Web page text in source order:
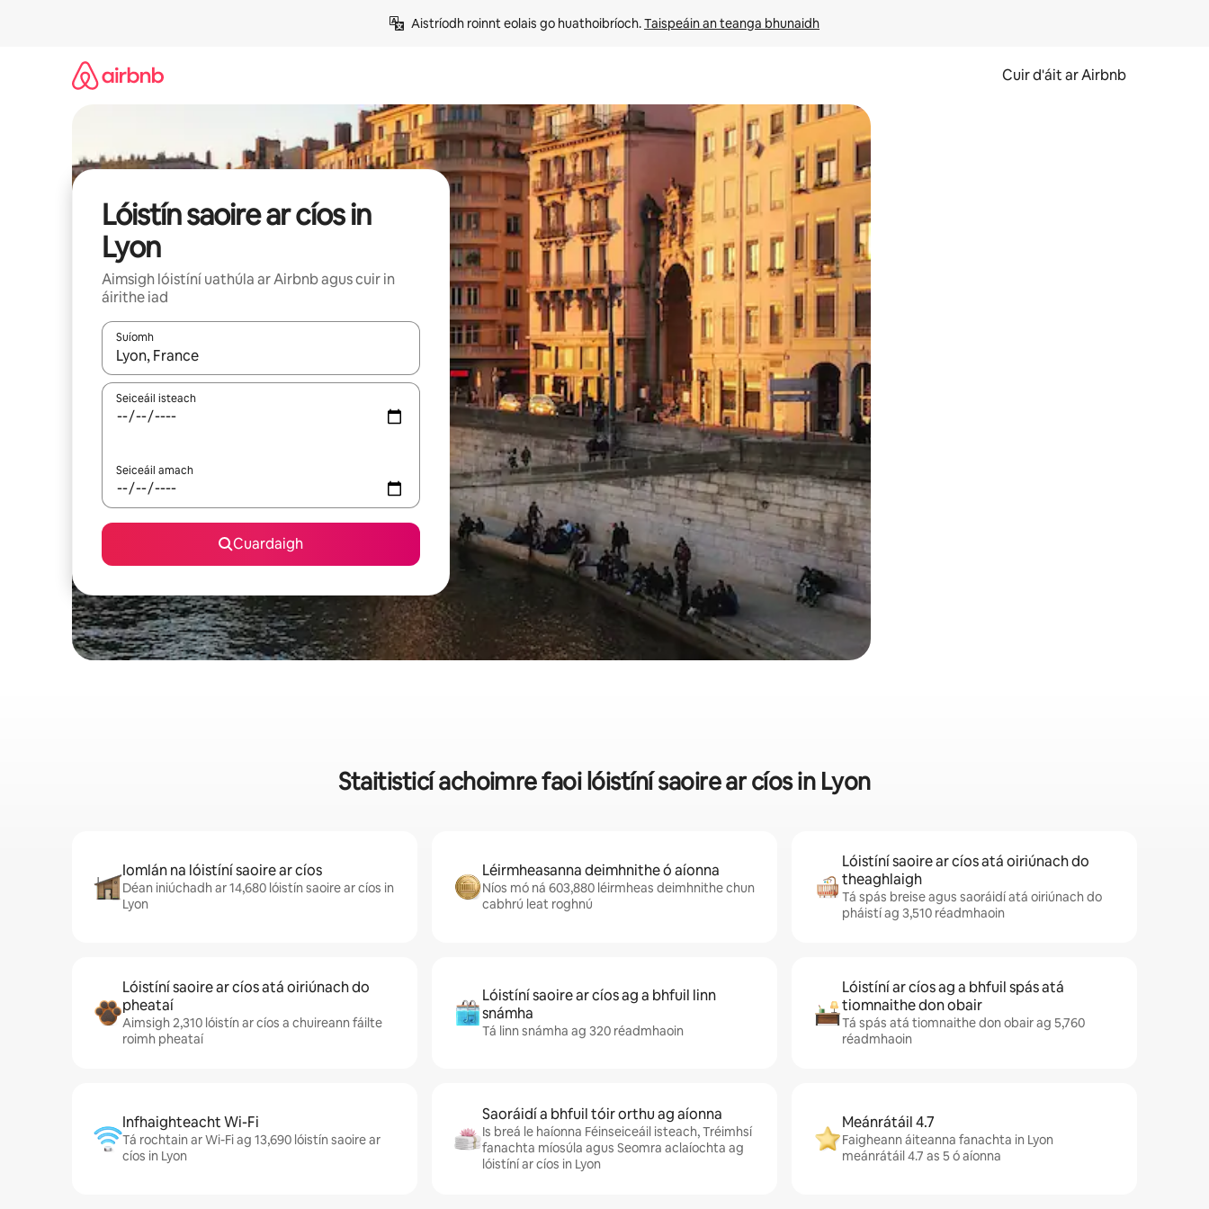
Aistríodh roinnt eolais go huathoibríoch. Taispeáin an teanga bhunaidh
Cuir d'áit ar Airbnb
Lóistín saoire ar cíos in
Lyon
Aimsigh lóistíní uathúla ar Airbnb agus cuir in
áirithe iad
Suíomh
Nuair a bheidh torthaí ar fáil, déan nascleanúint le saigheadeochracha suas agus síos nó déan iniúchadh trí thadhall nó svaidhpeáil.
Seiceáil isteach
Seiceáil amach
Cuardaigh
Staitisticí achoimre faoi lóistíní saoire ar cíos in Lyon
Iomlán na lóistíní saoire ar cíos
Déan iniúchadh ar 14,680 lóistín saoire ar cíos in
Lyon
Léirmheasanna deimhnithe ó aíonna
Níos mó ná 603,880 léirmheas deimhnithe chun
cabhrú leat roghnú
Lóistíní saoire ar cíos atá oiriúnach do
theaghlaigh
Tá spás breise agus saoráidí atá oiriúnach do
pháistí ag 3,510 réadmhaoin
Lóistíní saoire ar cíos atá oiriúnach do
pheataí
Aimsigh 2,310 lóistín ar cíos a chuireann fáilte
roimh pheataí
Lóistíní saoire ar cíos ag a bhfuil linn
snámha
Tá linn snámha ag 320 réadmhaoin
Lóistíní ar cíos ag a bhfuil spás atá
tiomnaithe don obair
Tá spás atá tiomnaithe don obair ag 5,760
réadmhaoin
Infhaighteacht Wi-Fi
Tá rochtain ar Wi-Fi ag 13,690 lóistín saoire ar
cíos in Lyon
Saoráidí a bhfuil tóir orthu ag aíonna
Is breá le haíonna Féinseiceáil isteach, Tréimhsí
fanachta míosúla agus Seomra aclaíochta ag
lóistíní ar cíos in Lyon
Meánrátáil 4.7
Faigheann áiteanna fanachta in Lyon
meánrátáil 4.7 as 5 ó aíonna